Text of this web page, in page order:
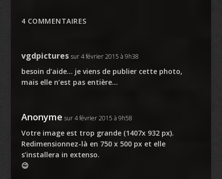
4 COMMENTAIRES
vgdpictures sur 4 février 2015 à 9h38
besoin d’aide… je viens de publier cette photo,
mais elle n’est pas entière…
Anonyme sur 4 février 2015 à 9h58
Votre image est trop grande (1407x 932 px).
Redimensionnez-là en 750 x 500 px et elle
s’installera in extenso.
😉